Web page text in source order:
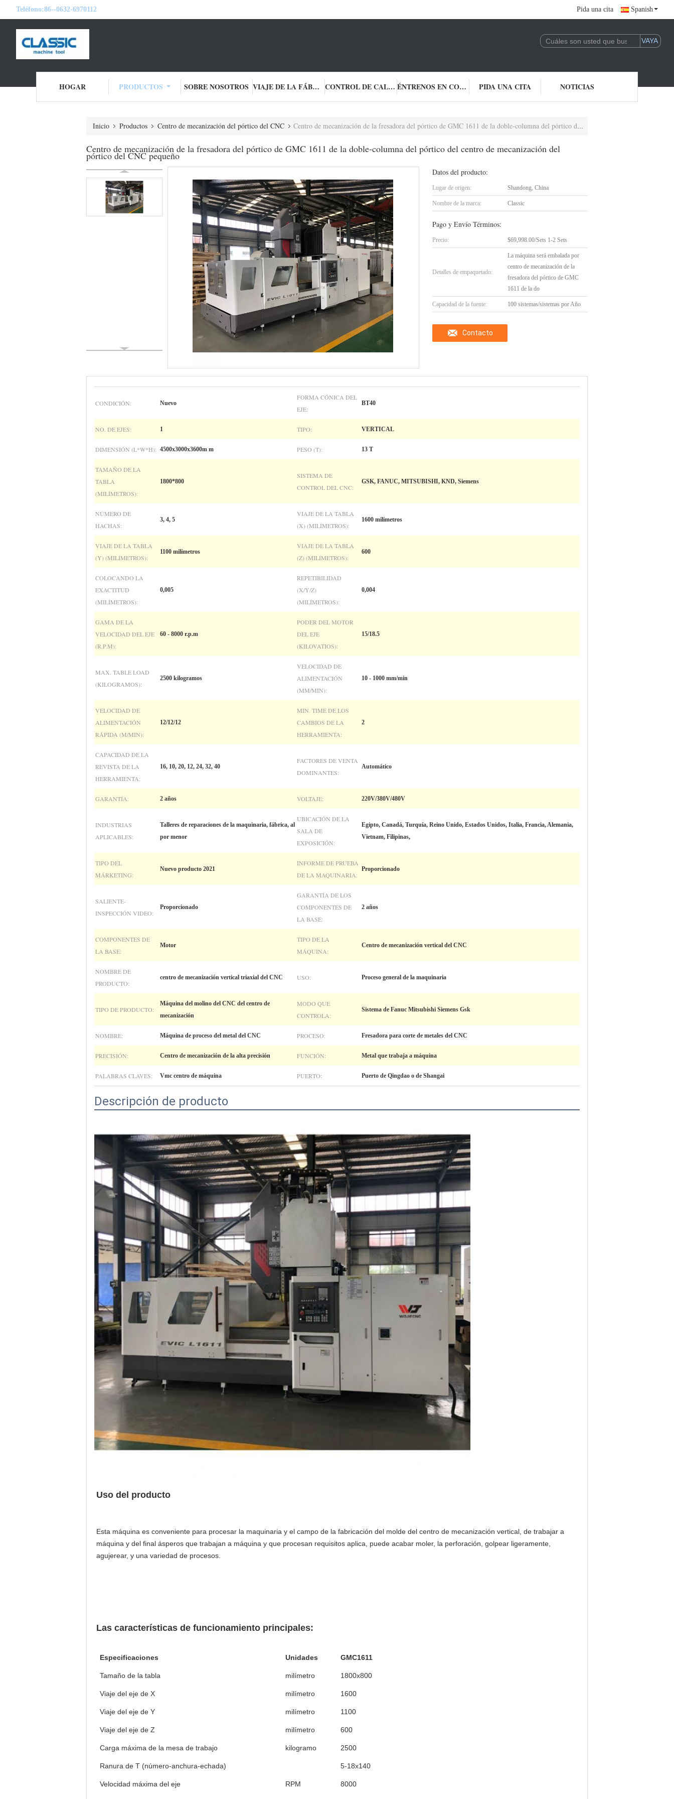
Teléfono:86--0632-6970112 Pida una cita Spanish
HOGAR PRODUCTOS SOBRE NOSOTROS VIAJE DE LA FÁBRICA CONTROL DE CALIDAD ÉNTRENOS EN CONTACTO CON PIDA UNA CITA NOTICIAS
Inicio Productos Centro de mecanización del pórtico del CNC Centro de mecanización de la fresadora del pórtico de GMC 1611 de la doble-columna del pórtico del centro de mecanización del pórtico del CNC pequeño
Centro de mecanización de la fresadora del pórtico de GMC 1611 de la doble-columna del pórtico del centro de mecanización del
pórtico del CNC pequeño
Datos del producto:
Lugar de origen: Shandong, China
Nombre de la marca: Classic
Pago y Envío Términos:
Precio: $69,998.00/Sets 1-2 Sets
Detalles de empaquetado:
La máquina será embalada por
centro de mecanización de la
fresadora del pórtico de GMC
1611 de la do
Capacidad de la fuente: 100 sistemas/sistemas por Año
Contacto
CONDICIÓN: Nuevo
FORMA CÓNICA DEL
EJE:
BT40
NO. DE EJES: 1 TIPO: VERTICAL
DIMENSIÓN (L*W*H): 4500x3000x3600m m PESO (T): 13 T
TAMAÑO DE LA
TABLA
(MILÍMETROS):
1800*800
SISTEMA DE
CONTROL DEL CNC:
GSK, FANUC, MITSUBISHI, KND, Siemens
NÚMERO DE
HACHAS:
3, 4, 5
VIAJE DE LA TABLA
(X) (MILÍMETROS):
1600 milímetros
VIAJE DE LA TABLA
(Y) (MILÍMETROS):
1100 milímetros
VIAJE DE LA TABLA
(Z) (MILÍMETROS):
600
COLOCANDO LA
EXACTITUD
(MILÍMETROS):
0,005
REPETIBILIDAD
(X/Y/Z)
(MILÍMETROS):
0,004
GAMA DE LA
VELOCIDAD DEL EJE
(R.P.M):
60 - 8000 r.p.m
PODER DEL MOTOR
DEL EJE
(KILOVATIOS):
15/18.5
MAX. TABLE LOAD
(KILOGRAMOS):
2500 kilogramos
VELOCIDAD DE
ALIMENTACIÓN
(MM/MIN):
10 - 1000 mm/min
VELOCIDAD DE
ALIMENTACIÓN
RÁPIDA (M/MIN):
12/12/12
MIN. TIME DE LOS
CAMBIOS DE LA
HERRAMIENTA:
2
CAPACIDAD DE LA
REVISTA DE LA
HERRAMIENTA:
16, 10, 20, 12, 24, 32, 40
FACTORES DE VENTA
DOMINANTES:
Automático
GARANTÍA: 2 años VOLTAJE: 220V/380V/480V
INDUSTRIAS
APLICABLES:
Talleres de reparaciones de la maquinaria, fábrica, al
por menor
UBICACIÓN DE LA
SALA DE
EXPOSICIÓN:
Egipto, Canadá, Turquía, Reino Unido, Estados Unidos, Italia, Francia, Alemania,
Vietnam, Filipinas,
TIPO DEL
MÁRKETING:
Nuevo producto 2021
INFORME DE PRUEBA
DE LA MAQUINARIA:
Proporcionado
SALIENTE-
INSPECCIÓN VIDEO:
Proporcionado
GARANTÍA DE LOS
COMPONENTES DE
LA BASE:
2 años
COMPONENTES DE
LA BASE:
Motor
TIPO DE LA
MÁQUINA:
Centro de mecanización vertical del CNC
NOMBRE DE
PRODUCTO:
centro de mecanización vertical triaxial del CNC USO: Proceso general de la maquinaria
TIPO DE PRODUCTO:
Máquina del molino del CNC del centro de
mecanización
MODO QUE
CONTROLA:
Sistema de Fanuc Mitsubishi Siemens Gsk
NOMBRE: Máquina de proceso del metal del CNC PROCESO: Fresadora para corte de metales del CNC
PRECISIÓN: Centro de mecanización de la alta precisión FUNCIÓN: Metal que trabaja a máquina
PALABRAS CLAVES: Vmc centro de máquina PUERTO: Puerto de Qingdao o de Shangai
Descripción de producto
Uso del producto
Esta máquina es conveniente para procesar la maquinaria y el campo de la fabricación del molde del centro de mecanización vertical, de trabajar a
máquina y del final ásperos que trabajan a máquina y que procesan requisitos aplica, puede acabar moler, la perforación, golpear ligeramente,
agujerear, y una variedad de procesos.
Las características de funcionamiento principales:
Especificaciones Unidades GMC1611
Tamaño de la tabla milímetro 1800x800
Viaje del eje de X milímetro 1600
Viaje del eje de Y milímetro 1100
Viaje del eje de Z milímetro 600
Carga máxima de la mesa de trabajo kilogramo 2500
Ranura de T (número-anchura-echada) 5-18x140
Velocidad máxima del eje RPM 8000